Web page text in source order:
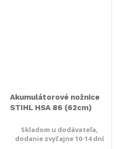
Akumulátorové nožnice
STIHL HSA 86 (62cm)
Skladom u dodávateľa,
dodanie zvyčajne 10-14 dní